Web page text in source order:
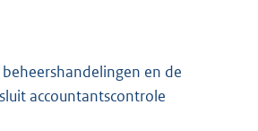
en de
accountantscontrole